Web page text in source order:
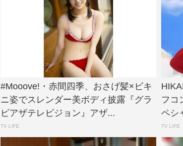
#Mooove!・赤間四季、おさげ髪×ビキ
ニ姿でスレンダー美ボディ披露『グラ
ビアザテレビジョン』アザ...
TV LIFE
フコ
ペシ
TV LIFE